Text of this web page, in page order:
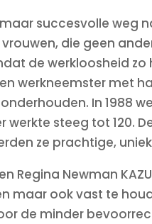
succesvolle weg
die geen
de werkloosheid
werkneemster met
In 1988
werkte steeg tot 120.
ze prachtige,
Regina Newman
maar ook vast te
de minder